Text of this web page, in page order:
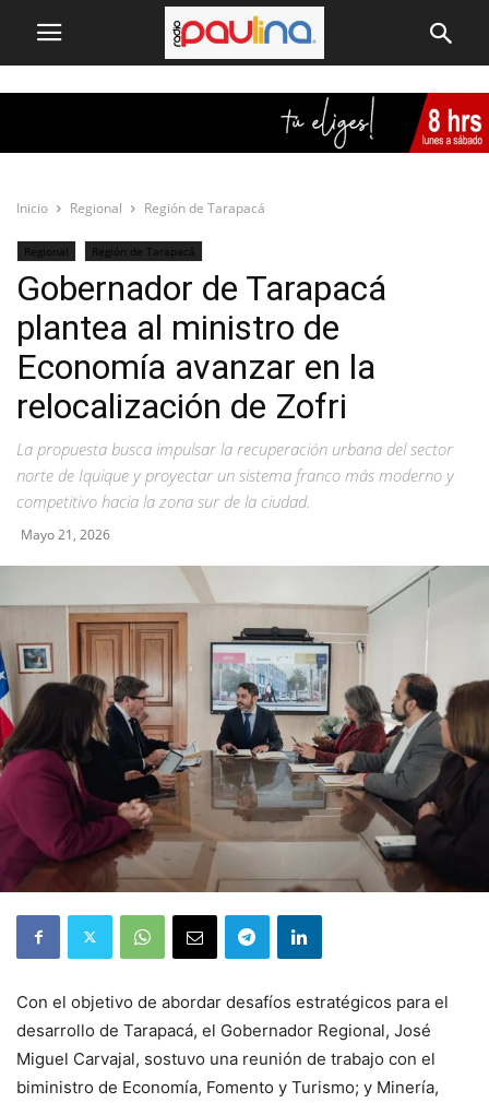
Inicio Regional Región de Tarapacá
Regional Región de Tarapacá
Gobernador de Tarapacá
plantea al ministro de
Economía avanzar en la
relocalización de Zofri
La propuesta busca impulsar la recuperación urbana del sector
norte de Iquique y proyectar un sistema franco más moderno y
competitivo hacia la zona sur de la ciudad.
Mayo 21, 2026
Con el objetivo de abordar desafíos estratégicos para el
desarrollo de Tarapacá, el Gobernador Regional, José
Miguel Carvajal, sostuvo una reunión de trabajo con el
biministro de Economía, Fomento y Turismo; y Minería,